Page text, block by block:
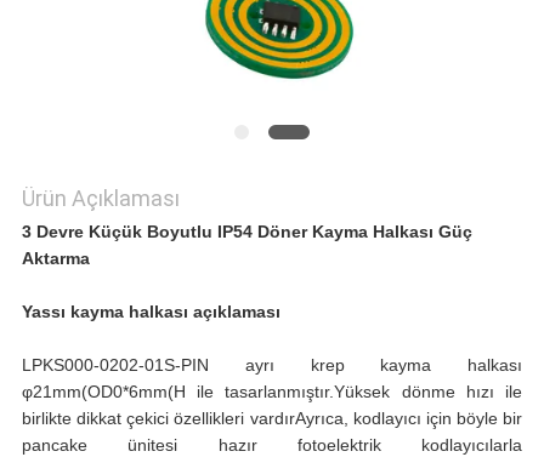
Ürün Açıklaması
3 Devre Küçük Boyutlu IP54 Döner Kayma Halkası Güç
Aktarma
Yassı kayma halkası açıklaması
LPKS000-0202-01S-PIN ayrı krep kayma halkası
φ21mm(OD0*6mm(H ile tasarlanmıştır.Yüksek dönme hızı ile
birlikte dikkat çekici özellikleri vardırAyrıca, kodlayıcı için böyle bir
pancake ünitesi hazır fotoelektrik kodlayıcılarla